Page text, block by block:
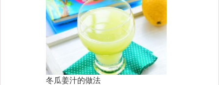
冬瓜姜汁的做法